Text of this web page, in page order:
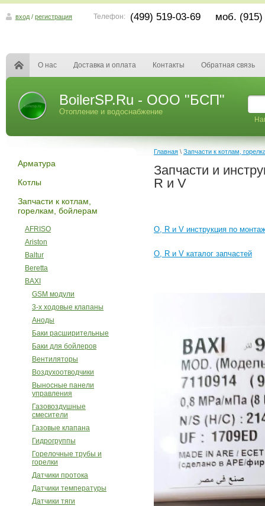
вход / регистрация Телефон: (499) 519-03-69 моб. (915)
О нас Доставка и оплата Контакты Обратная связь
BoilerSP.Ru - ООО "БСП"
Отопление и водоснабжение
Арматура
Котлы
Запчасти к котлам,
горелкам, бойлерам
AFRISO
Ariston
Baltur
Beretta
BAXI
GSM модули
3-х ходовые клапаны
Аноды
Баки расширительные
Баки для бойлеров
Вентиляторы
Воздухоотводчики
Выносные панели
управления
Газовоздушные
смесители
Газовые клапана
Гидрогруппы
Горелочные трубы и
горелки
Датчики протока
Датчики температуры
Датчики тяги
Главная \ Запчасти к котлам,
Запчасти и
R и V
O, R и V инструкция по
O, R и V каталог запчастей